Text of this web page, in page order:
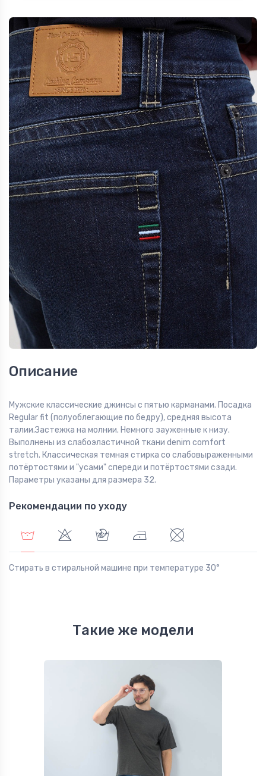
Описание
Мужские классические джинсы с пятью карманами. Посадка
Regular fit (полуоблегающие по бедру), средняя высота
талии.Застежка на молнии. Немного зауженные к низу.
Выполнены из слабоэластичной ткани denim comfort
stretch. Классическая темная стирка со слабовыраженными
потёртостями и "усами" спереди и потёртостями сзади.
Параметры указаны для размера 32.
Рекомендации по уходу
Стирать в стиральной машине при температуре 30°
Такие же модели